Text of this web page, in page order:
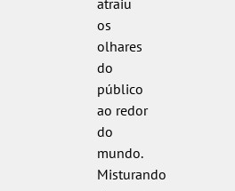
os
olhares
do
público
ao redor
do
mundo.
Misturando